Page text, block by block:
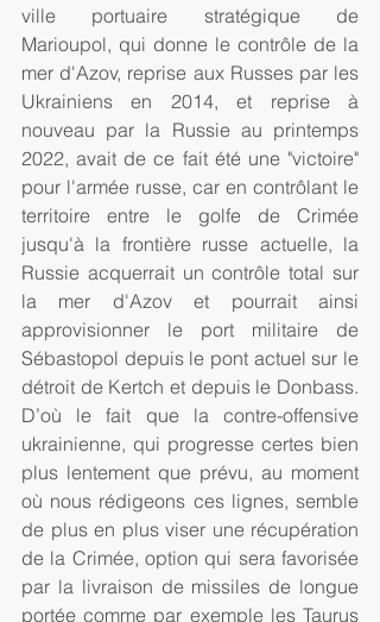
ville portuaire stratégique de
Marioupol, qui donne le contrôle de la
mer d'Azov, reprise aux Russes par les
Ukrainiens en 2014, et reprise à
nouveau par la Russie au printemps
2022, avait de ce fait été une "victoire"
pour l'armée russe, car en contrôlant le
territoire entre le golfe de Crimée
jusqu'à la frontière russe actuelle, la
Russie acquerrait un contrôle total sur
la mer d'Azov et pourrait ainsi
approvisionner le port militaire de
Sébastopol depuis le pont actuel sur le
détroit de Kertch et depuis le Donbass.
D’où le fait que la contre-offensive
ukrainienne, qui progresse certes bien
plus lentement que prévu, au moment
où nous rédigeons ces lignes, semble
de plus en plus viser une récupération
de la Crimée, option qui sera favorisée
par la livraison de missiles de longue
portée comme par exemple les Taurus